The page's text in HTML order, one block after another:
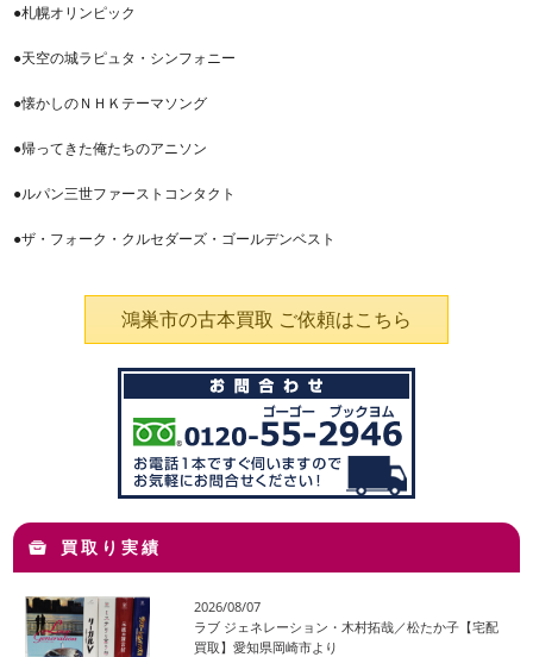
●札幌オリンピック
●天空の城ラピュタ・シンフォニー
●懐かしのＮＨＫテーマソング
●帰ってきた俺たちのアニソン
●ルパン三世ファーストコンタクト
●ザ・フォーク・クルセダーズ・ゴールデンベスト
鴻巣市の古本買取 ご依頼はこちら
買取り実績
2026/08/07
ラブ ジェネレーション・木村拓哉／松たか子【宅配
買取】愛知県岡崎市より